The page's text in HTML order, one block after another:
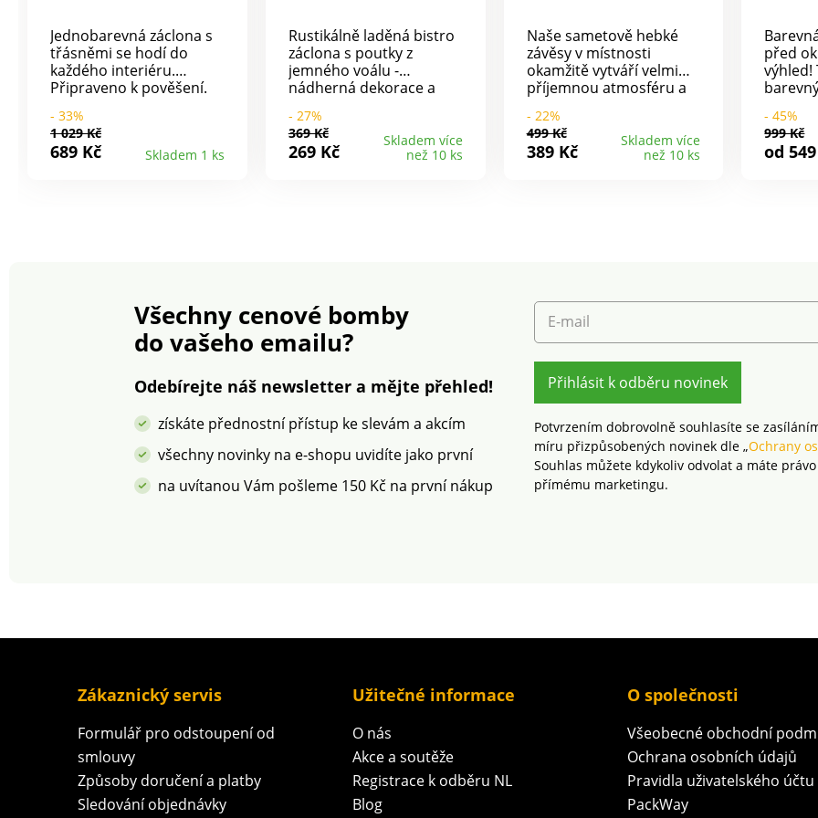
Jednobarevná záclona s
třásněmi se hodí do
každého interiéru.
Připraveno k pověšení.
očky. Elegantní a
splývavé. Dole a na
bocích zakončení lemem.
- 33%
1 029 Kč
689 Kč Skladem 1 ks
Rustikálně laděná bistro
záclona s poutky z
jemného voálu -
nádherná dekorace a
soukromí. Mírně
transparentní. S očky k
provléknutí záclonové
- 27%
369 Kč
269 Kč
Skladem více
než 10 ks
Naše sametově hebké
závěsy v místnosti
okamžitě vytváří velmi
příjemnou atmosféru a
stylu.
- 22%
499 Kč
389 Kč
Skladem více
než 10 ks
před
výhled!
doma
celý
lze prát
- 45%
999 Kč
od
Všechny cenové bomby
do vašeho emailu?
Odebírejte náš newsletter a mějte přehled!
získáte přednostní přístup ke slevám a akcím
všechny novinky na e-shopu uvidíte jako první
na uvítanou Vám pošleme 150 Kč na první nákup
E-mail
Přihlásit k odběru novinek
Potvrzením dobrovolně souhlasíte se
míru přizpůsobených novinek dle „Ochrany
Souhlas můžete kdykoliv odvolat a máte
přímému marketingu.
Zákaznický servis
Formulář pro odstoupení od
smlouvy
Způsoby doručení a platby
Sledování objednávky
Užitečné informace
O nás
Akce a soutěže
Registrace k odběru NL
Blog
O společnosti
Všeobecné obchodní
Ochrana osobních údajů
Pravidla uživatelského účtu
PackWay